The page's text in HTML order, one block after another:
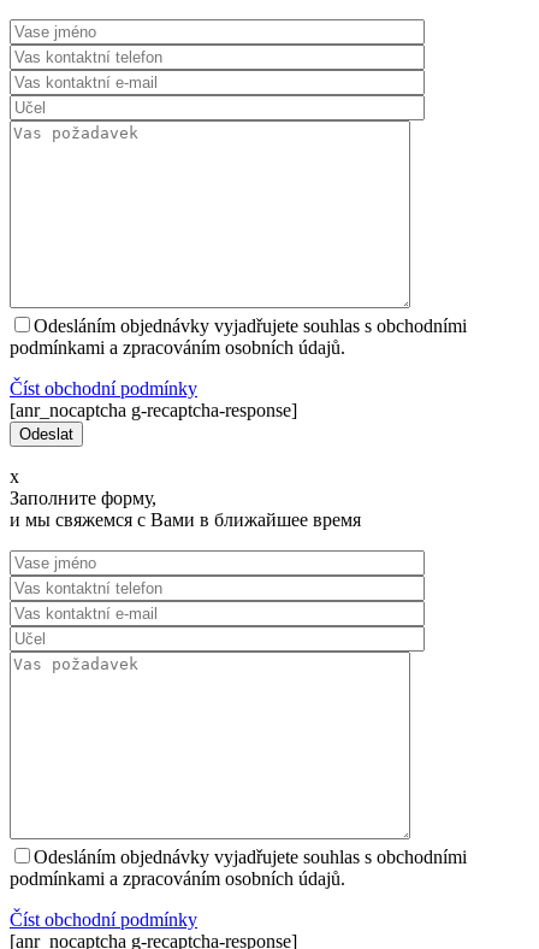
Odesláním objednávky vyjadřujete souhlas s obchodními
podmínkami a zpracováním osobních údajů.
Číst оbchodní podmínky
[anr_nocaptcha g-recaptcha-response]
x
Заполните форму,
и мы свяжемся с Вами в ближайшее время
Odesláním objednávky vyjadřujete souhlas s obchodními
podmínkami a zpracováním osobních údajů.
Číst оbchodní podmínky
[anr_nocaptcha g-recaptcha-response]